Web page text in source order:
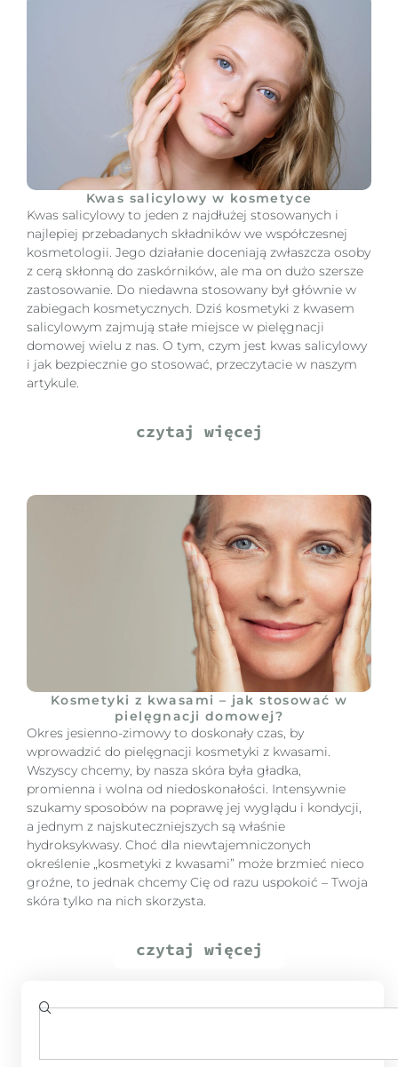
Kwas salicylowy w kosmetyce
Kwas salicylowy to jeden z najdłużej stosowanych i
najlepiej przebadanych składników we współczesnej
kosmetologii. Jego działanie doceniają zwłaszcza osoby
z cerą skłonną do zaskórników, ale ma on dużo szersze
zastosowanie. Do niedawna stosowany był głównie w
zabiegach kosmetycznych. Dziś kosmetyki z kwasem
salicylowym zajmują stałe miejsce w pielęgnacji
domowej wielu z nas. O tym, czym jest kwas salicylowy
i jak bezpiecznie go stosować, przeczytacie w naszym
artykule.
czytaj więcej
Kosmetyki z kwasami – jak stosować w
pielęgnacji domowej?
Okres jesienno-zimowy to doskonały czas, by
wprowadzić do pielęgnacji kosmetyki z kwasami.
Wszyscy chcemy, by nasza skóra była gładka,
promienna i wolna od niedoskonałości. Intensywnie
szukamy sposobów na poprawę jej wyglądu i kondycji,
a jednym z najskuteczniejszych są właśnie
hydroksykwasy. Choć dla niewtajemniczonych
określenie „kosmetyki z kwasami” może brzmieć nieco
groźne, to jednak chcemy Cię od razu uspokoić – Twoja
skóra tylko na nich skorzysta.
czytaj więcej